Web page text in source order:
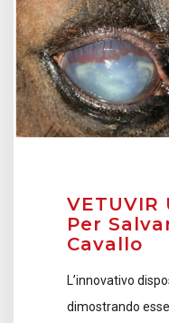
VETUVIR
Per
Cavallo
L’innovativo
dimostrando